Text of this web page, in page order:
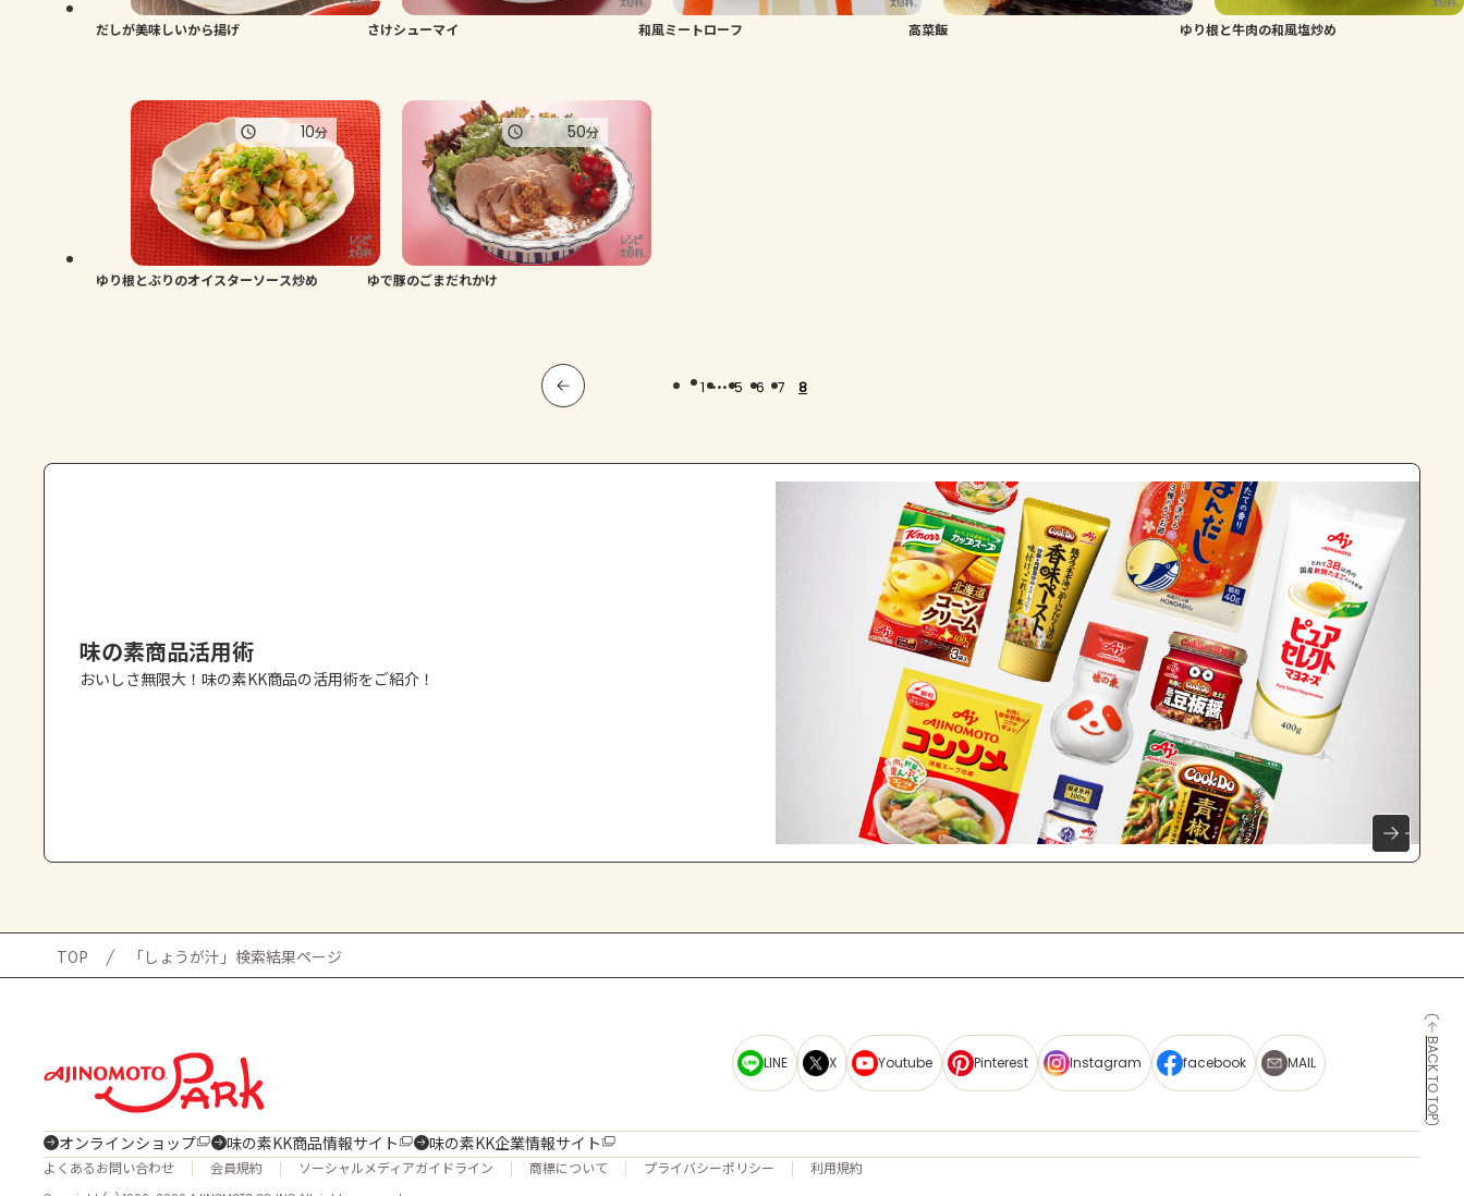
だしが美味しいから揚げ さけシューマイ 和風ミートローフ 高菜飯 ゆり根と牛肉の和風塩炒め
ゆり根とぶりのオイスターソース炒め
10分
ゆで豚のごまだれかけ
50分
1 ... 5 6 7 8
味の素商品活用術
おいしさ無限大！味の素KK商品の活用術をご紹介！
TOP 「しょうが汁」検索結果ページ
BACK TO TOP
LINE X Youtube Pinterest Instagram facebook MAIL
オンラインショップ 味の素KK商品情報サイト 味の素KK企業情報サイト
よくあるお問い合わせ 会員規約 ソーシャルメディアガイドライン 商標について プライバシーポリシー 利用規約